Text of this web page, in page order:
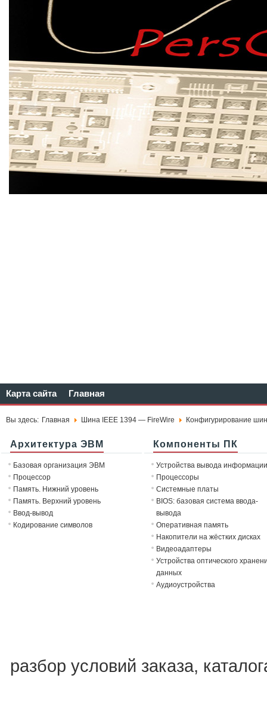
Карта сайта Главная
Вы здесь: Главная Шина IEEE 1394 — FireWire Конфигурирование
Архитектура ЭВМ
Базовая организация ЭВМ
Процессор
Память. Нижний уровень
Память. Верхний уровень
Ввод-вывод
Кодирование символов
Компоненты ПК
Устройства вывода информации
Процессоры
Системные платы
BIOS: базовая система ввода-
вывода
Оперативная память
Накопители на жёстких дисках
Видеоадаптеры
Устройства оптического
данных
Аудиоустройства
разбор условий заказа,